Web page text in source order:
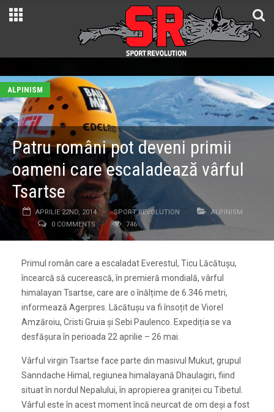
ALPINISM
Patru români pot deveni primii
oameni care escaladează vârful
Tsartse
APRILIE 22ND, 2014 SPORT REVOLUTION
ALPINISM
0 COMMENTS
746
Primul român care a escaladat Everestul, Ticu Lăcătușu,
încearcă să cucerească, în premieră mondială, vârful
himalayan Tsartse, care are o înălțime de 6.346 metri,
informează Agerpres. Lăcătușu va fi însoțit de Viorel
Amzăroiu, Cristi Gruia și Sebi Paulenco. Expediția se va
desfășura în perioada 22 aprilie – 26 mai.
Vârful virgin Tsartse face parte din masivul Mukut, grupul
Sanndache Himal, regiunea himalayană Dhaulagiri, fiind
situat în nordul Nepalului, în apropierea graniței cu Tibetul.
Vârful este în acest moment încă neurcat de om deși a fost